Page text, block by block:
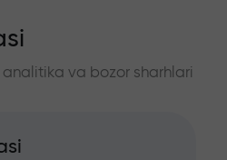
va bozor sharhlari